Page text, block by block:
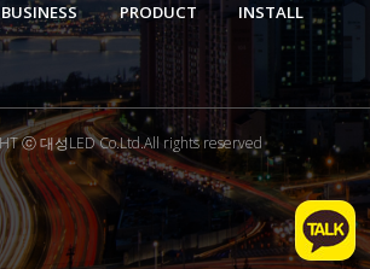
BUSINESS PRODUCT INSTALL
ⓒ 대성LED Co.Ltd.All rights reserved